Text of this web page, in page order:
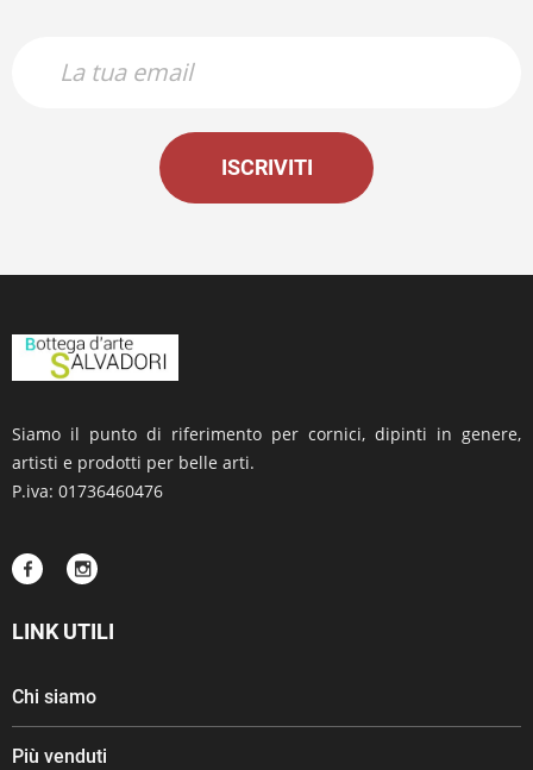
ISCRIVITI
Siamo il punto di riferimento per cornici, dipinti in genere,
artisti e prodotti per belle arti.
P.iva: 01736460476
LINK UTILI
Chi siamo
Più venduti